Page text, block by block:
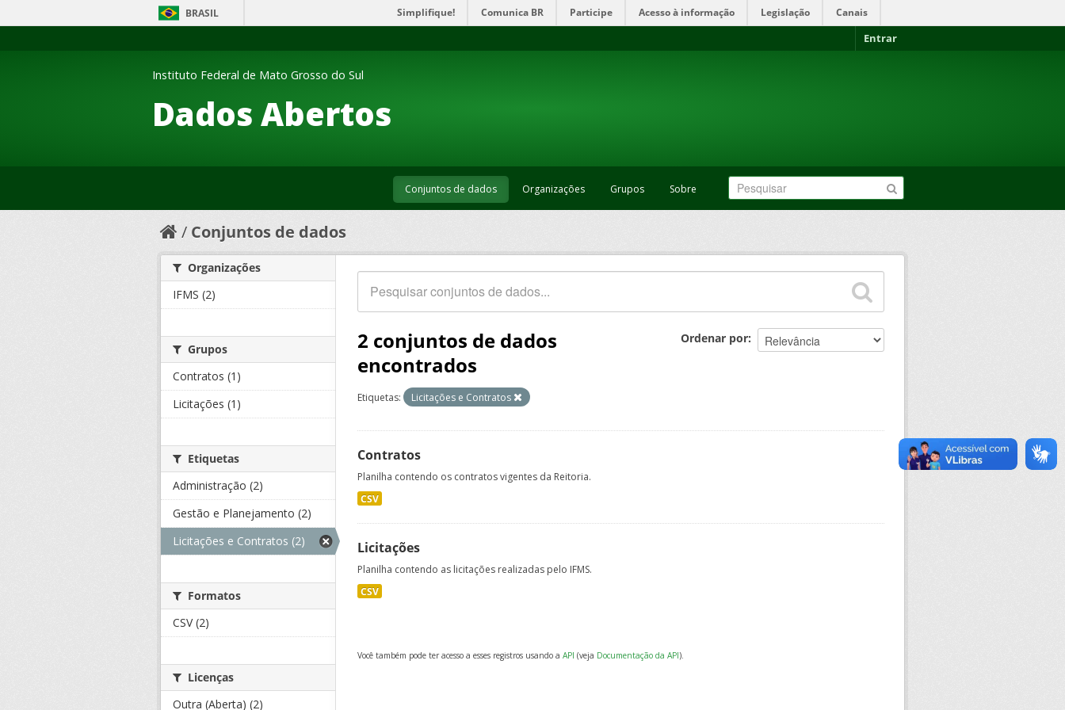
BRASIL Simplifique! Comunica BR Participe Acesso à informação Legislação Canais
Entrar
Dados Abertos
Instituto Federal de Mato Grosso do Sul
Conjuntos de dados Organizações Grupos Sobre
Conjuntos de dados
Ordenar por
2 conjuntos de dados
encontrados
Etiquetas: Licitações e Contratos
Contratos
Planilha contendo os contratos vigentes da Reitoria.
CSV
Licitações
Planilha contendo as licitações realizadas pelo IFMS.
CSV
Você também pode ter acesso a esses registros usando a API (veja Documentação da API).
Organizações
IFMS (2)
Grupos
Contratos (1)
Licitações (1)
Etiquetas
Administração (2)
Gestão e Planejamento (2)
Licitações e Contratos (2)
Formatos
CSV (2)
Licenças
Outra (Aberta) (2)